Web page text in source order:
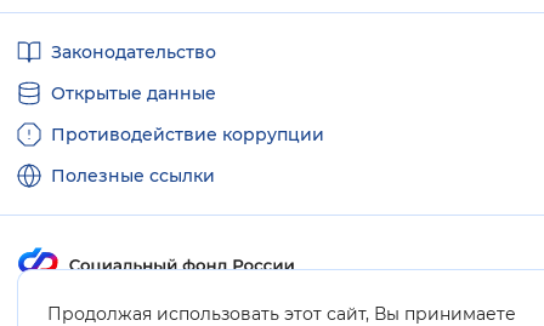
Продолжая использовать этот сайт, Вы принимаете
ссылкиЗаконодательство
Открытые данные
Противодействие коррупции
Полезные ссылки
Карта сайта